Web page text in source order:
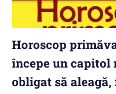
Horoscop
începe un capitol
obligat să